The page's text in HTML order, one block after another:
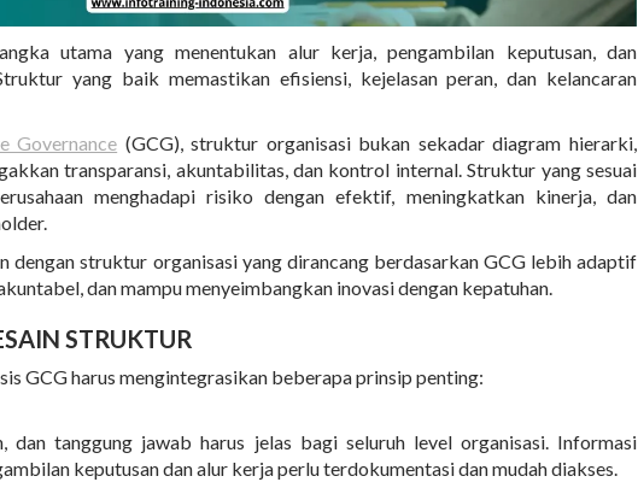
utama yang menentukan alur kerja, pengambilan keputusan, dan
yang baik memastikan efisiensi, kejelasan peran, dan kelancaran
Governance (GCG), struktur organisasi bukan sekadar diagram hierarki,
transparansi, akuntabilitas, dan kontrol internal. Struktur yang sesuai
menghadapi risiko dengan efektif, meningkatkan kinerja, dan
dengan struktur organisasi yang dirancang berdasarkan GCG lebih adaptif
dan mampu menyeimbangkan inovasi dengan kepatuhan.
STRUKTUR
GCG harus mengintegrasikan beberapa prinsip penting:
dan tanggung jawab harus jelas bagi seluruh level organisasi. Informasi
keputusan dan alur kerja perlu terdokumentasi dan mudah diakses.